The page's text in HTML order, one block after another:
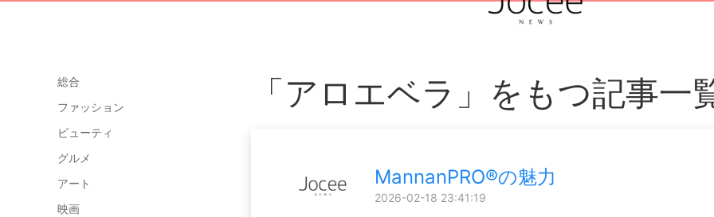
総合
ファッション
ビューティ
グルメ
アート
映画
「アロエベラ」をもつ記事一
MannanPRO®の魅力
2026-02-18 23:41:19